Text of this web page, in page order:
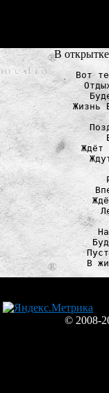
В
Вот
Жизнь
Ждёт
© 2008-